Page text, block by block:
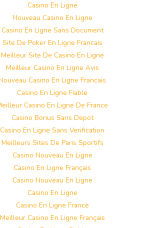
Casino En Ligne
Nouveau Casino En Ligne
Casino En Ligne Sans Document
Site De Poker En Ligne Francais
Meilleur Site De Casino En Ligne
Meilleur Casino En Ligne Avis
Casino En Ligne Francais
Casino En Ligne Fiable
Casino En Ligne De France
Casino Bonus Sans Depot
Casino En Ligne Sans Verification
Meilleurs Sites De Paris Sportifs
Casino Nouveau En Ligne
Casino En Ligne Français
Casino Nouveau En Ligne
Casino En Ligne
Casino En Ligne France
Meilleur Casino En Ligne Français